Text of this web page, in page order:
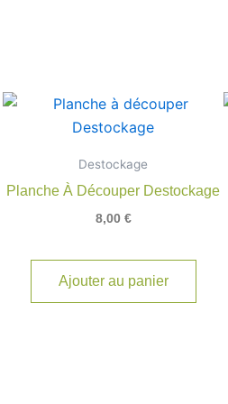
Destockage
Planche À Découper Destockage
8,00 €
Ajouter au panier